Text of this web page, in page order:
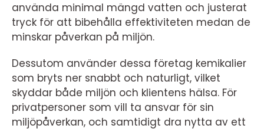
använda minimal mängd vatten och justerat
tryck för att bibehålla effektiviteten medan de
minskar påverkan på miljön.
Dessutom använder dessa företag kemikalier
som bryts ner snabbt och naturligt, vilket
skyddar både miljön och klientens hälsa. För
privatpersoner som vill ta ansvar för sin
miljöpåverkan, och samtidigt dra nytta av ett